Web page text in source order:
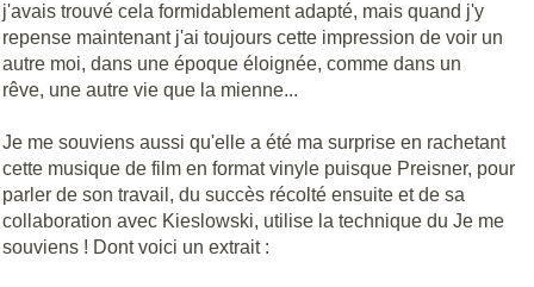
j'avais trouvé cela formidablement adapté, mais quand j'y
repense maintenant j'ai toujours cette impression de voir un
autre moi, dans une époque éloignée, comme dans un
rêve, une autre vie que la mienne...
Je me souviens aussi qu'elle a été ma surprise en rachetant
cette musique de film en format vinyle puisque Preisner, pour
parler de son travail, du succès récolté ensuite et de sa
collaboration avec Kieslowski, utilise la technique du Je me
souviens ! Dont voici un extrait :